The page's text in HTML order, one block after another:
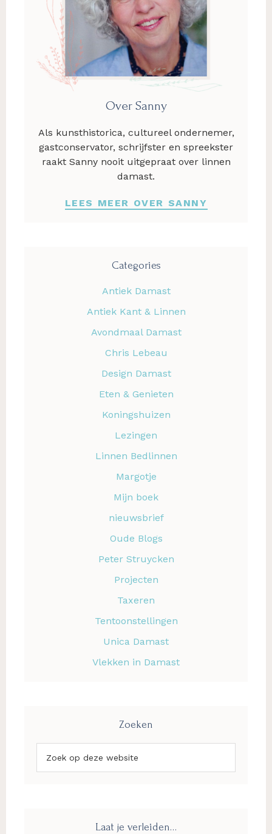
Over Sanny
Als kunsthistorica, cultureel ondernemer,
gastconservator, schrijfster en spreekster
raakt Sanny nooit uitgepraat over linnen
damast.
LEES MEER OVER SANNY
Categories
Antiek Damast
Antiek Kant & Linnen
Avondmaal Damast
Chris Lebeau
Design Damast
Eten & Genieten
Koningshuizen
Lezingen
Linnen Bedlinnen
Margotje
Mijn boek
nieuwsbrief
Oude Blogs
Peter Struycken
Projecten
Taxeren
Tentoonstellingen
Unica Damast
Vlekken in Damast
Zoeken
op
Laat je verleiden…